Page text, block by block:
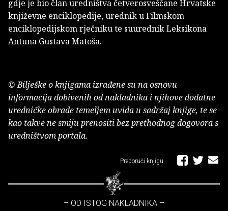
gdje je bio član uredništva četverosveščane Hrvatske
književne enciklopedije, urednik u Filmskom
enciklopedijskom rječniku te suurednik Leksikona
Antuna Gustava Matoša.
© Bilješke o knjigama izrađene su na osnovu
informacija dobivenih od nakladnika i njihove dodatne
uredničke obrade temeljem uvida u sadržaj knjige, te se
kao takve ne smiju prenositi bez prethodnog dogovora s
uredništvom portala.
Preporuči knjigu
– OD ISTOG NAKLADNIKA –